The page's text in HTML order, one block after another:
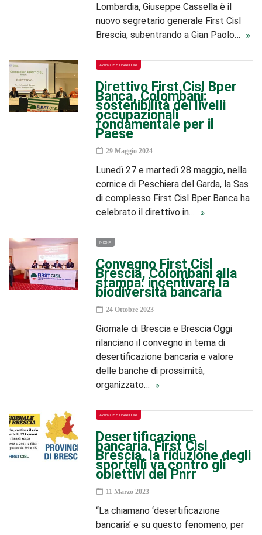
Lombardia, Giuseppe Cassella è il
nuovo segretario generale First Cisl
Brescia, subentrando a Gian Paolo…
AZIENDE E TERRITORI
Direttivo First Cisl Bper
Banca, Colombani:
sostenibilità dei livelli
occupazionali
fondamentale per il
Paese
29 Maggio 2024
Lunedì 27 e martedì 28 maggio, nella
cornice di Peschiera del Garda, la Sas
di complesso First Cisl Bper Banca ha
celebrato il direttivo in…
MEDIA
Convegno First Cisl
Brescia, Colombani alla
stampa: incentivare la
biodiversità bancaria
24 Ottobre 2023
Giornale di Brescia e Brescia Oggi
rilanciano il convegno in tema di
desertificazione bancaria e valore
delle banche di prossimità,
organizzato…
AZIENDE E TERRITORI
Desertificazione
bancaria. First Cisl
Brescia, la riduzione degli
sportelli va contro gli
obiettivi del Pnrr
11 Marzo 2023
“La chiamano ‘desertificazione
bancaria’ e su questo fenomeno, per